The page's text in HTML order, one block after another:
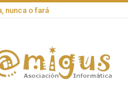
nunca o fará